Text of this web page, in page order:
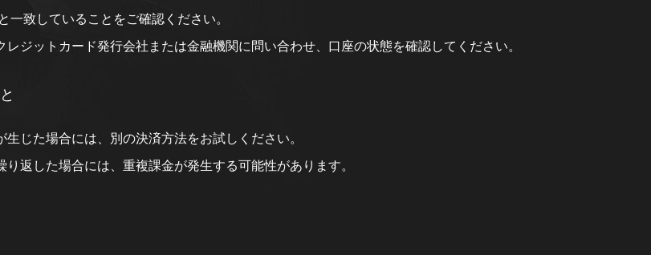
一致していることをご確認ください。
レジットカード発行会社または金融機関に問い合わせ、口座の状態を確認してください。
生じた場合には、別の決済方法をお試しください。
り返した場合には、重複課金が発生する可能性があります。